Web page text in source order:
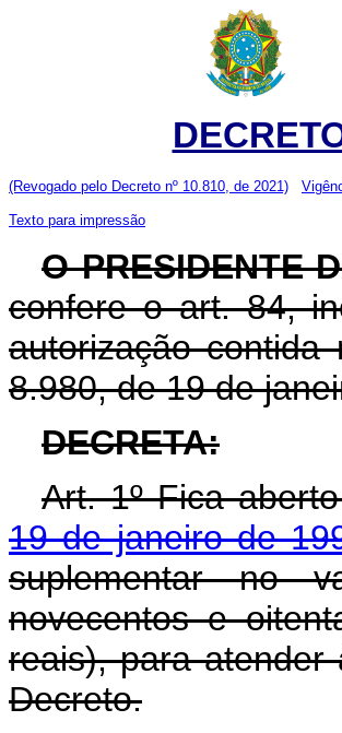
(Revogado pelo Decreto nº 10.810, de 2021)
Texto para impressão
O PRESIDENTE
confere o art. 84,
autorização
8.980, de 19 de
DECRETA:
Art. 1º Fica
19 de janeiro de
suplementar no
novecentos e
reais), para atender
Decreto.